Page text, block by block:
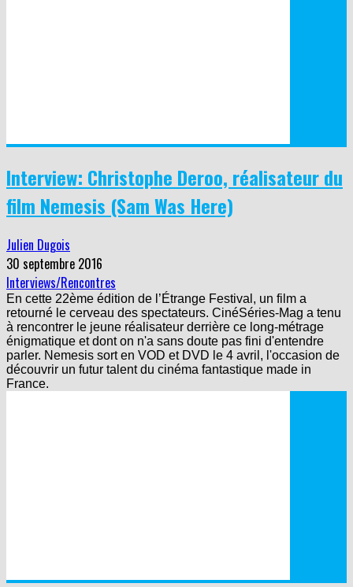
Interview: Christophe Deroo, réalisateur du
film Nemesis (Sam Was Here)
Julien Dugois
30 septembre 2016
Interviews/Rencontres
En cette 22ème édition de l’Étrange Festival, un film a
retourné le cerveau des spectateurs. CinéSéries-Mag a tenu
à rencontrer le jeune réalisateur derrière ce long-métrage
énigmatique et dont on n'a sans doute pas fini d'entendre
parler. Nemesis sort en VOD et DVD le 4 avril, l'occasion de
découvrir un futur talent du cinéma fantastique made in
France.